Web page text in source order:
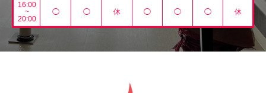
16:00
~
20:00
◯ ◯ 休 ◯ ◯ ◯ 休